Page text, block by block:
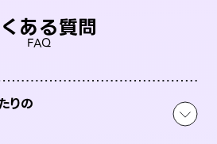
ある質問
FAQ
りの